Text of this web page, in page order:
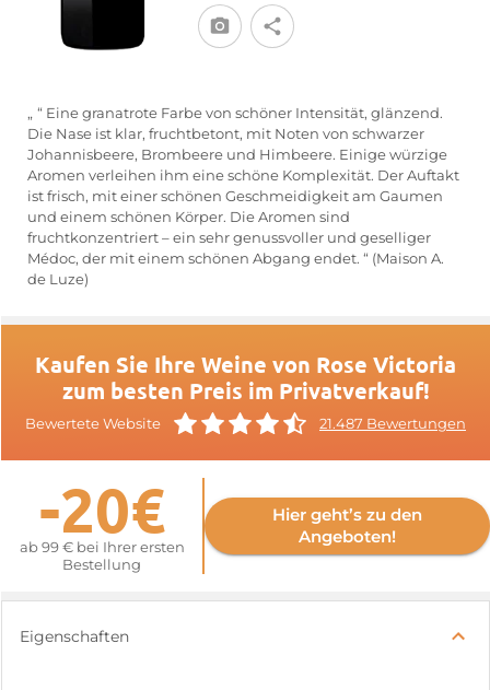
„ “ Eine granatrote Farbe von schöner Intensität, glänzend.
Die Nase ist klar, fruchtbetont, mit Noten von schwarzer
Johannisbeere, Brombeere und Himbeere. Einige würzige
Aromen verleihen ihm eine schöne Komplexität. Der Auftakt
ist frisch, mit einer schönen Geschmeidigkeit am Gaumen
und einem schönen Körper. Die Aromen sind
fruchtkonzentriert – ein sehr genussvoller und geselliger
Médoc, der mit einem schönen Abgang endet. “ (Maison A.
de Luze)
Kaufen Sie Ihre Weine von Rose Victoria
zum besten Preis im Privatverkauf!
Bewertete Website 21.487 Bewertungen
-20€
ab 99 € bei Ihrer ersten
Bestellung
Hier geht’s zu den
Angeboten!
Eigenschaften